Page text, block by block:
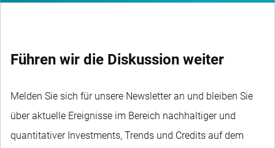
Führen wir die Diskussion weiter
Melden Sie sich für unsere Newsletter an und bleiben Sie
über aktuelle Ereignisse im Bereich nachhaltiger und
quantitativer Investments, Trends und Credits auf dem